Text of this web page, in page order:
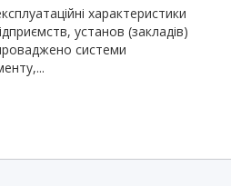
характеристики
установ (закладів)
системи